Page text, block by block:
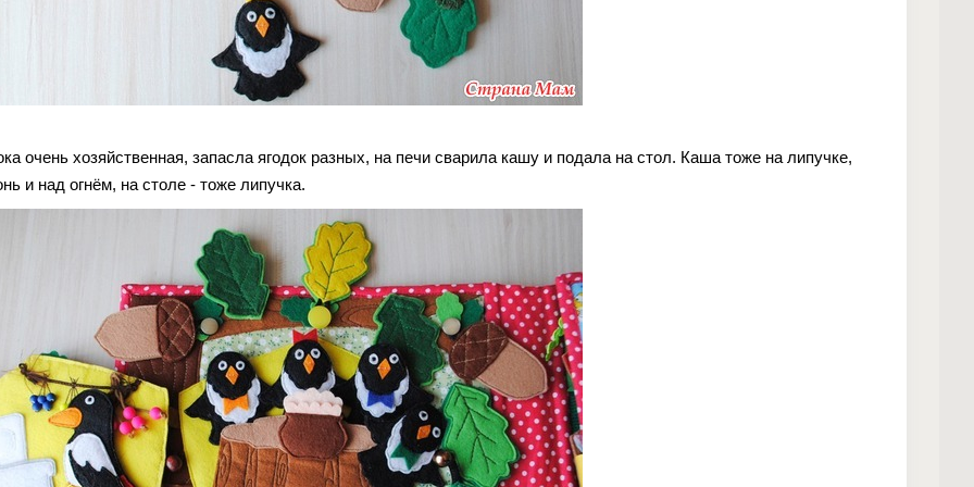
очень хозяйственная, запасла ягодок разных, на печи сварила кашу и подала на стол. Каша тоже на липучке,
и над огнём, на столе - тоже липучка.